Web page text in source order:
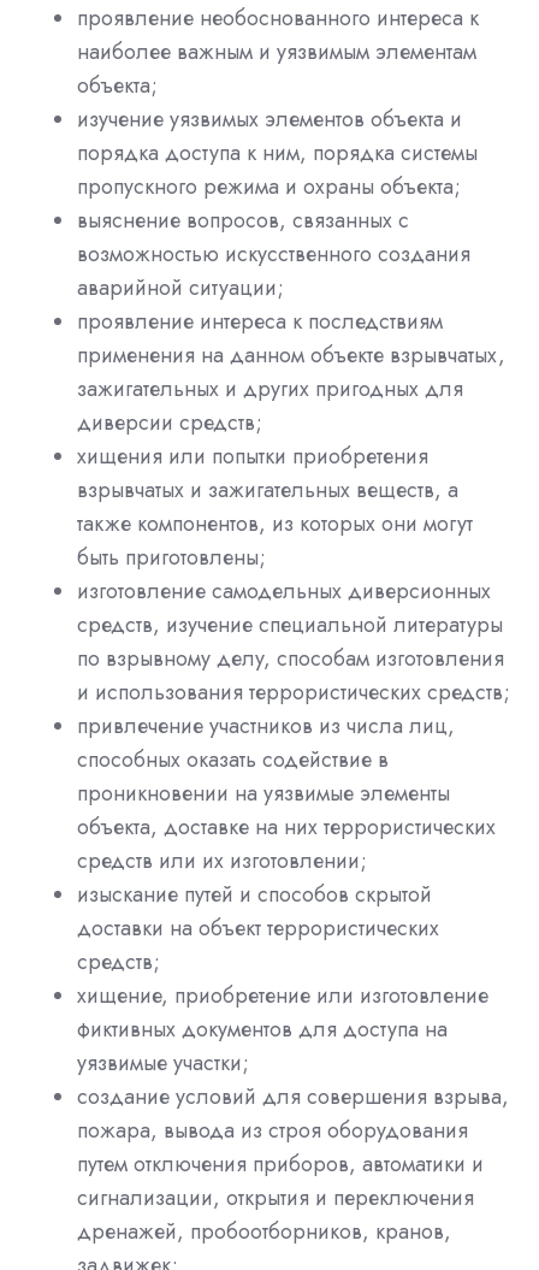
проявление необоснованного интереса к
наиболее важным и уязвимым элементам
объекта;
изучение уязвимых элементов объекта и
порядка доступа к ним, порядка системы
пропускного режима и охраны объекта;
выяснение вопросов, связанных с
возможностью искусственного создания
аварийной ситуации;
проявление интереса к последствиям
применения на данном объекте взрывчатых,
зажигательных и других пригодных для
диверсии средств;
хищения или попытки приобретения
взрывчатых и зажигательных веществ, а
также компонентов, из которых они могут
быть приготовлены;
изготовление самодельных диверсионных
средств, изучение специальной литературы
по взрывному делу, способам изготовления
и использования террористических средств;
привлечение участников из числа лиц,
способных оказать содействие в
проникновении на уязвимые элементы
объекта, доставке на них террористических
средств или их изготовлении;
изыскание путей и способов скрытой
доставки на объект террористических
средств;
хищение, приобретение или изготовление
фиктивных документов для доступа на
уязвимые участки;
создание условий для совершения взрыва,
пожара, вывода из строя оборудования
путем отключения приборов, автоматики и
сигнализации, открытия и переключения
дренажей, пробоотборников, кранов,